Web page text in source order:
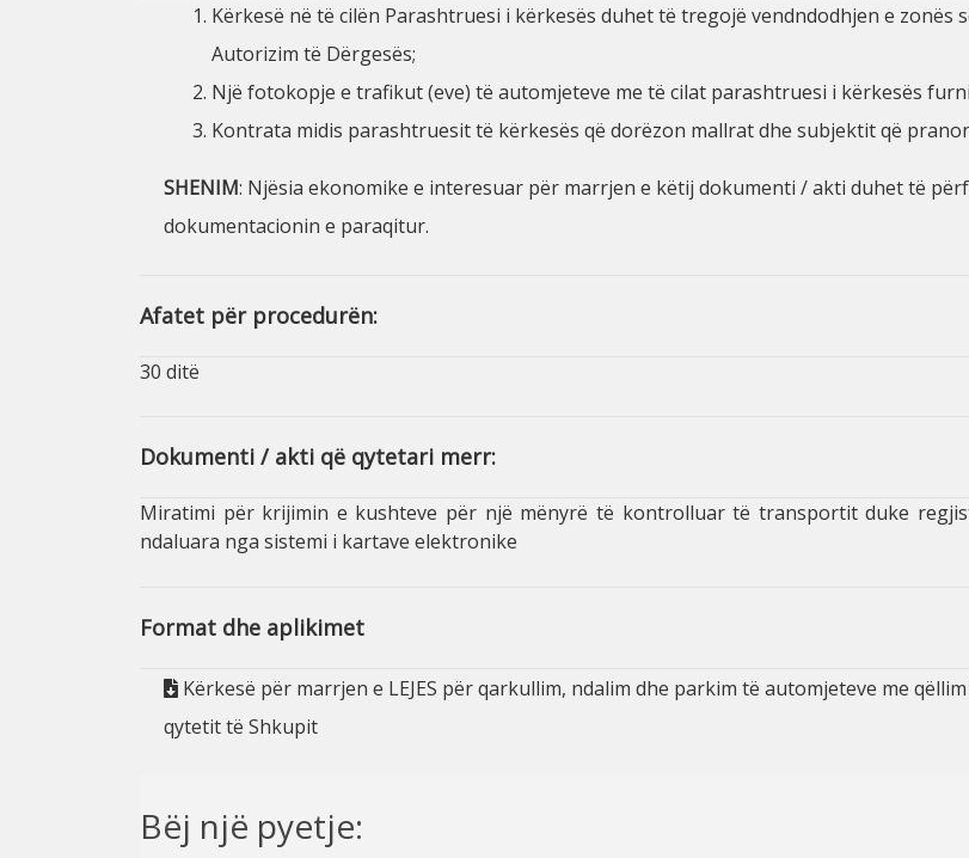
Kërkesë në të cilën Parashtruesi i kërkesës duhet të tregojë vendndodhjen e
Autorizim të Dërgesës;
Një fotokopje e trafikut (eve) të automjeteve me të cilat parashtruesi i kërkesës
Kontrata midis parashtruesit të kërkesës që dorëzon mallrat dhe subjektit që
SHENIM: Njësia ekonomike e interesuar për marrjen e këtij dokumenti / akti duhet të
dokumentacionin e paraqitur.
Afatet për procedurën:
30 ditë
Dokumenti / akti që qytetari merr:
Miratimi për krijimin e kushteve për një mënyrë të kontrolluar të transportit duke
ndaluara nga sistemi i kartave elektronike
Format dhe aplikimet
Kërkesë për marrjen e LEJES për qarkullim, ndalim dhe parkim të automjeteve me
qytetit të Shkupit
Bëj një pyetje: